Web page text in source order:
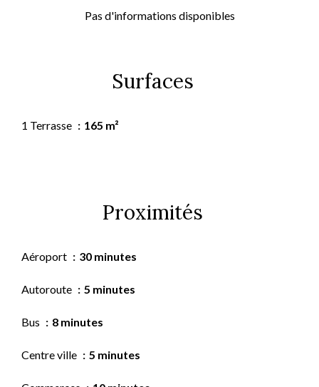
Pas d'informations disponibles
Surfaces
1 Terrasse 165 m²
Proximités
Aéroport 30 minutes
Autoroute 5 minutes
Bus 8 minutes
Centre ville 5 minutes